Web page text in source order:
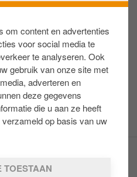
om content en advertenties
voor social media te
te analyseren. Ook
gebruik van onze site met
adverteren en
deze gegevens
die u aan ze heeft
op basis van uw
TOESTAAN
DE LIEDE
,Haarlem,2033 AA
hours